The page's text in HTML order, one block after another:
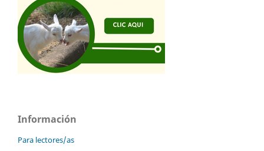
Información
Para lectores/as